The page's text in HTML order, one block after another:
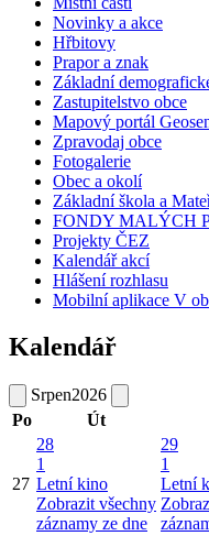
Novinky a akce
Hřbitovy
Prapor a znak
Základní
Zastupitelstvo obce
Mapový portál
Zpravodaj obce
Fotogalerie
Obec a okolí
Základní škola a
FONDY MALÝCH
Projekty ČEZ
Kalendář akcí
Hlášení rozhlasu
Mobilní aplikace V
Kalendář
Srpen2026
Po
Út
27
28
1
Letní kino
Zobrazit všechny
záznamy ze dne
29
1
Letní